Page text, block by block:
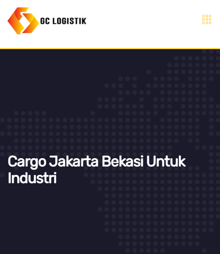
Cargo Jakarta Bekasi Untuk
Industri